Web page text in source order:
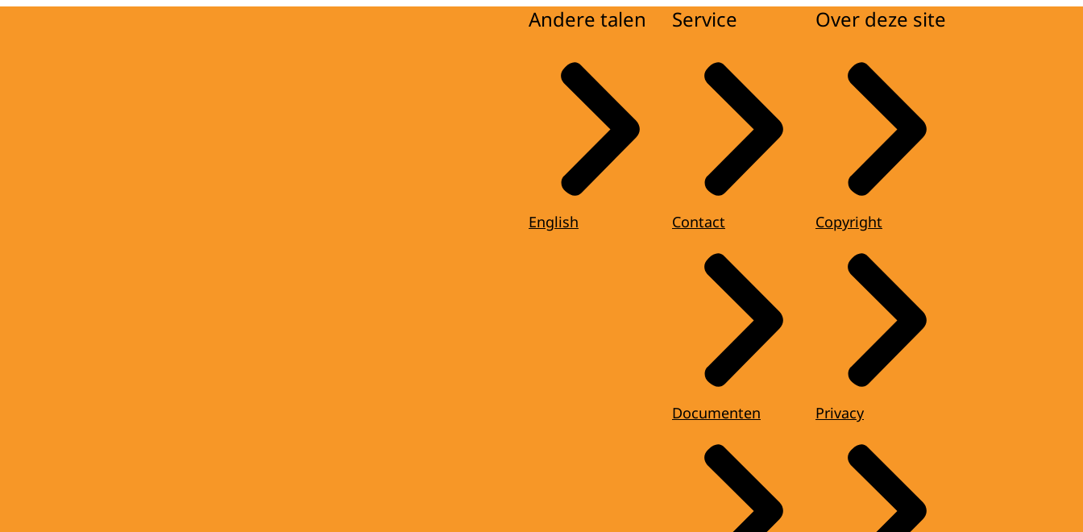
Andere talen
English
Service
Contact
Documenten
Over deze site
Copyright
Privacy